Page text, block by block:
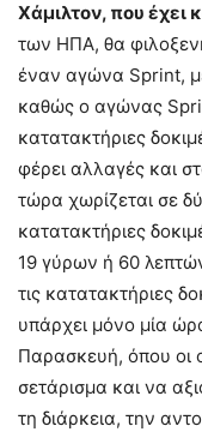
Χάμιλτον, που έχει
των ΗΠΑ, θα
έναν αγώνα Sprint,
καθώς ο αγώνας
κατατακτήριες
φέρει αλλαγές και
τώρα χωρίζεται σε
κατατακτήριες
19 γύρων ή 60
τις κατατακτήριες
υπάρχει μόνο μία
Παρασκευή, όπου οι
σετάρισμα και να
τη διάρκεια, την